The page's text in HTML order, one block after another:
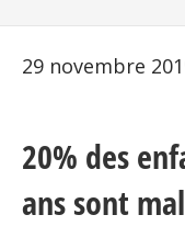
29 novembre
20% des
ans sont